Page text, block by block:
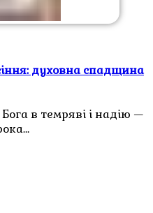
духовна спадщина
в темряві і надію —